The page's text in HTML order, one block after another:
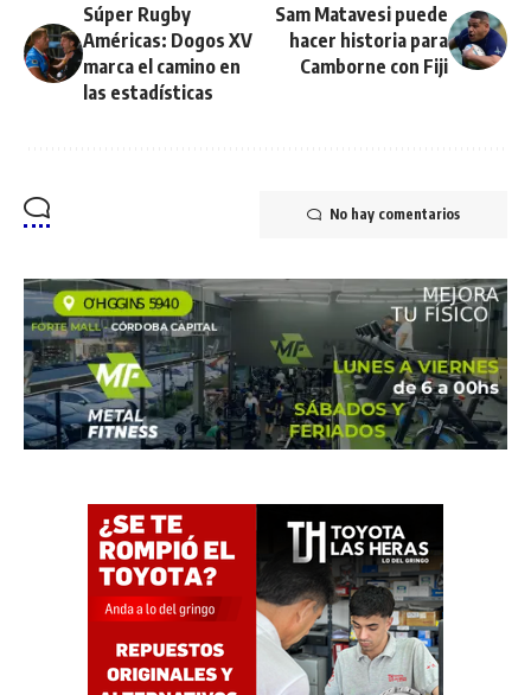
Súper Rugby
Américas: Dogos XV
marca el camino en
las estadísticas
Sam Matavesi puede
hacer historia para
Camborne con Fiji
No hay comentarios